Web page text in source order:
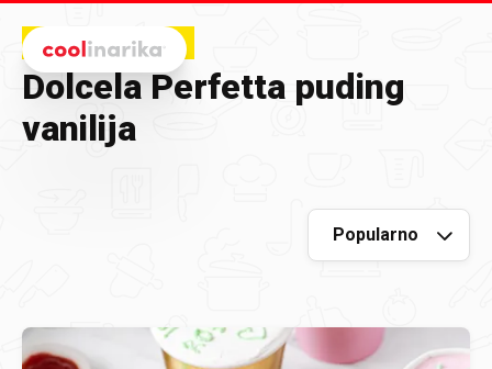
INSPIRACIJA
Dolcela Perfetta puding
vanilija